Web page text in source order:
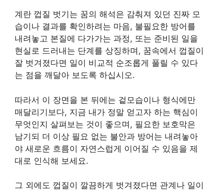
계란 껍질 벗기는 꿈의 해석은 감춰져 있던 진짜 모
습이나 결과를 확인하려는 마음, 불필요한 방어를
내려놓고 본질에 다가가는 과정, 또는 준비된 일을
현실로 드러내는 단계를 상징하며, 꿈속에서 껍질이
잘 벗겨졌다면 일이 비교적 순조롭게 풀릴 수 있다
는 점을 깨달아 보도록 하십시오.
따라서 이 장면을 본 뒤에는 겉모습이나 형식에만
매달리기보다, 지금 내가 정말 얻고자 하는 핵심이
무엇인지 살펴보는 것이 좋으며, 필요한 보호막은
남기되 더 이상 필요 없는 불안과 방어는 내려놓아
야 새로운 흐름이 자연스럽게 이어질 수 있음을 제
대로 인식해 보세요.
그 외에도 껍질이 깔끔하게 벗겨졌다면 관계나 일이